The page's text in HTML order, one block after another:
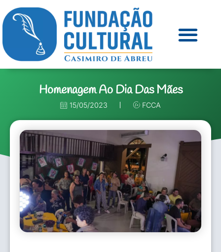
Homenagem Ao Dia Das Mães
15/05/2023 FCCA